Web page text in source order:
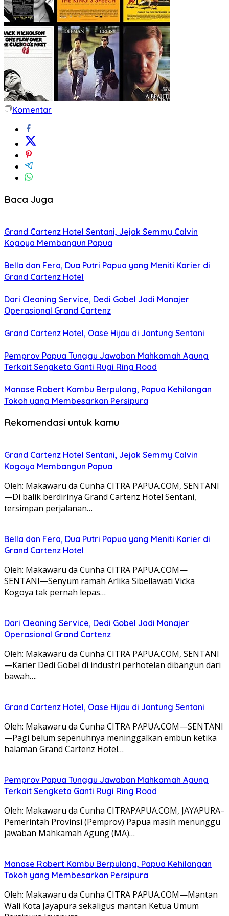
Komentar
Baca Juga
Grand Cartenz Hotel Sentani, Jejak Semmy Calvin
Kogoya Membangun Papua
Bella dan Fera, Dua Putri Papua yang Meniti Karier di
Grand Cartenz Hotel
Dari Cleaning Service, Dedi Gobel Jadi Manajer
Operasional Grand Cartenz
Grand Cartenz Hotel, Oase Hijau di Jantung Sentani
Pemprov Papua Tunggu Jawaban Mahkamah Agung
Terkait Sengketa Ganti Rugi Ring Road
Manase Robert Kambu Berpulang, Papua Kehilangan
Tokoh yang Membesarkan Persipura
Rekomendasi untuk kamu
Grand Cartenz Hotel Sentani, Jejak Semmy Calvin
Kogoya Membangun Papua
Oleh: Makawaru da Cunha CITRA PAPUA.COM, SENTANI
—Di balik berdirinya Grand Cartenz Hotel Sentani,
tersimpan perjalanan…
Bella dan Fera, Dua Putri Papua yang Meniti Karier di
Grand Cartenz Hotel
Oleh: Makawaru da Cunha CITRA PAPUA.COM—
SENTANI—Senyum ramah Arlika Sibellawati Vicka
Kogoya tak pernah lepas…
Dari Cleaning Service, Dedi Gobel Jadi Manajer
Operasional Grand Cartenz
Oleh: Makawaru da Cunha CITRA PAPUA.COM, SENTANI
—Karier Dedi Gobel di industri perhotelan dibangun dari
bawah….
Grand Cartenz Hotel, Oase Hijau di Jantung Sentani
Oleh: Makawaru da Cunha CITRA PAPUA.COM—SENTANI
—Pagi belum sepenuhnya meninggalkan embun ketika
halaman Grand Cartenz Hotel…
Pemprov Papua Tunggu Jawaban Mahkamah Agung
Terkait Sengketa Ganti Rugi Ring Road
Oleh: Makawaru da Cunha CITRAPAPUA.COM, JAYAPURA–
Pemerintah Provinsi (Pemprov) Papua masih menunggu
jawaban Mahkamah Agung (MA)…
Manase Robert Kambu Berpulang, Papua Kehilangan
Tokoh yang Membesarkan Persipura
Oleh: Makawaru da Cunha CITRA PAPUA.COM—Mantan
Wali Kota Jayapura sekaligus mantan Ketua Umum